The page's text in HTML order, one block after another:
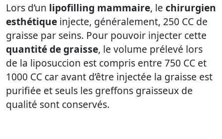
Lors d’un lipofilling mammaire, le chirurgien
esthétique injecte, généralement, 250 CC de
graisse par seins. Pour pouvoir injecter cette
quantité de graisse, le volume prélevé lors
de la liposuccion est compris entre 750 CC et
1000 CC car avant d’être injectée la graisse est
purifiée et seuls les greffons graisseux de
qualité sont conservés.